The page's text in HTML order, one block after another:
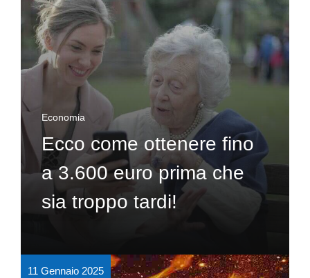
Economia
Ecco come ottenere fino
a 3.600 euro prima che
sia troppo tardi!
11 Gennaio 2025